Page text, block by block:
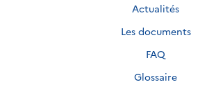
Actualités
Les documents
FAQ
Glossaire